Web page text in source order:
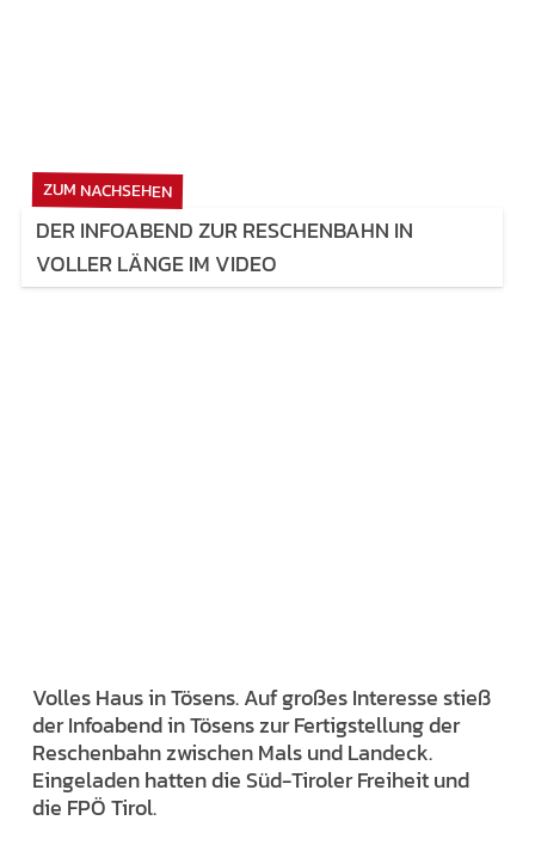
ZUM NACHSEHEN
DER INFOABEND ZUR RESCHENBAHN IN
VOLLER LÄNGE IM VIDEO
Volles Haus in Tösens. Auf großes Interesse stieß
der Infoabend in Tösens zur Fertigstellung der
Reschenbahn zwischen Mals und Landeck.
Eingeladen hatten die Süd-Tiroler Freiheit und
die FPÖ Tirol.